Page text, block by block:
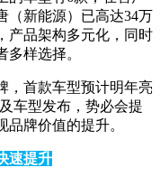
（新能源）已高达34万
产品架构多元化，同时
样选择。
，首款车型预计明年亮
车型发布，势必会提
牌价值的提升。
速提升